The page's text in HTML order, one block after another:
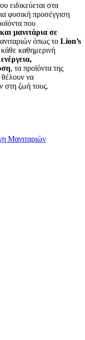
ειδικεύεται στα
φυσική προσέγγιση
που
μανιτάρια σε
όπως το Lion’s
καθημερινή
, τα προϊόντα της
θέλουν να
στη ζωή τους.
Μανιταριών